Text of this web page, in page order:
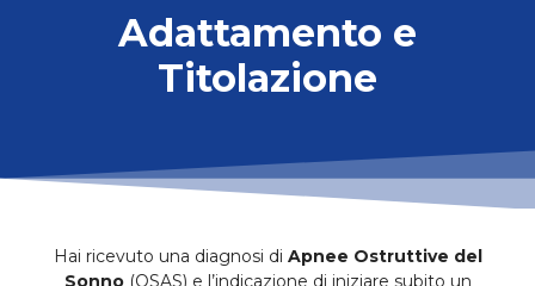
Adattamento e
Titolazione
Hai ricevuto una diagnosi di Apnee Ostruttive del
Sonno(OSAS) e l’indicazione di iniziare subito un